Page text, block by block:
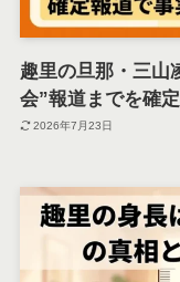
趣里の旦那・三山
会”報道までを確
2026年7月23日